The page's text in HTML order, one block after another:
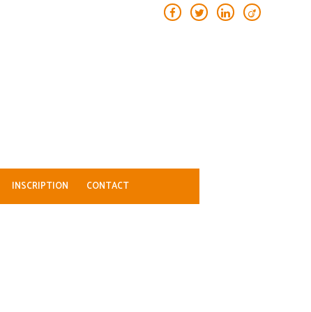
INSCRIPTION CONTACT